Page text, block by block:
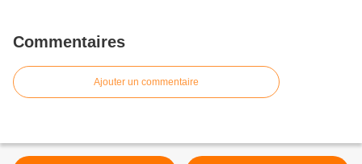
Commentaires
Ajouter un commentaire